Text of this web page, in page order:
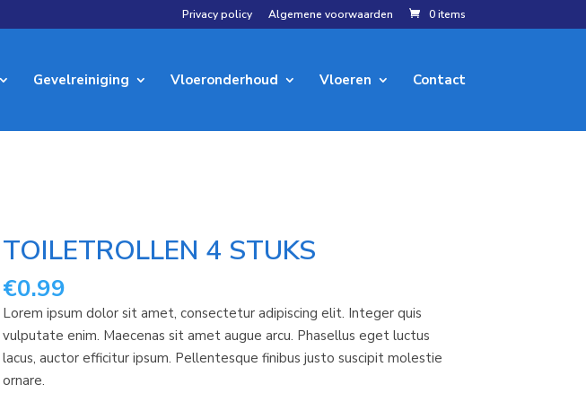
Privacy policy Algemene voorwaarden 0 items
Gevelreiniging Vloeronderhoud Vloeren Contact
TOILETROLLEN 4 STUKS
€0.99
Lorem ipsum dolor sit amet, consectetur adipiscing elit. Integer quis
vulputate enim. Maecenas sit amet augue arcu. Phasellus eget luctus
lacus, auctor efficitur ipsum. Pellentesque finibus justo suscipit molestie
ornare.